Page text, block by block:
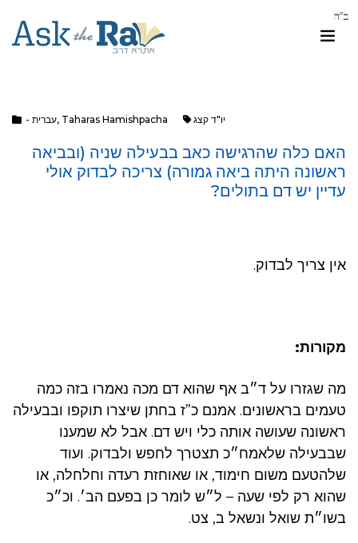
- עברית, Taharas Hamishpacha יו"ד קצג
האם כלה שהרגישה כאב בבעילה שניה (ובביאה
ראשונה היתה ביאה גמורה) צריכה לבדוק אולי
עדיין יש דם בתולים?
אין צריך לבדוק.
מקורות:
מה שגזרו על ד״ב אף שהוא דם מכה נאמרו בזה כמה
טעמים בראשונים. אמנם כ”ז בחתן שיצרו תוקפו ובבעילה
ראשונה שעושה אותה כלי ויש דם. אבל לא שמענו
שבבעילה שלאמח״כ תצטרך לחפש ולבדוק. ועוד
שלהטעם משום חימוד, או שאוחזת רעדה וחלחלה, או
שהוא רק לפי שעה – ל״ש לומר כן בפעם הב׳. וכ״כ
בשו״ת שואל ונשאל ב, צט.